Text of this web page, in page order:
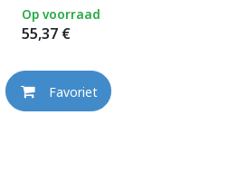
55,37€
Op voorraad
Favoriet